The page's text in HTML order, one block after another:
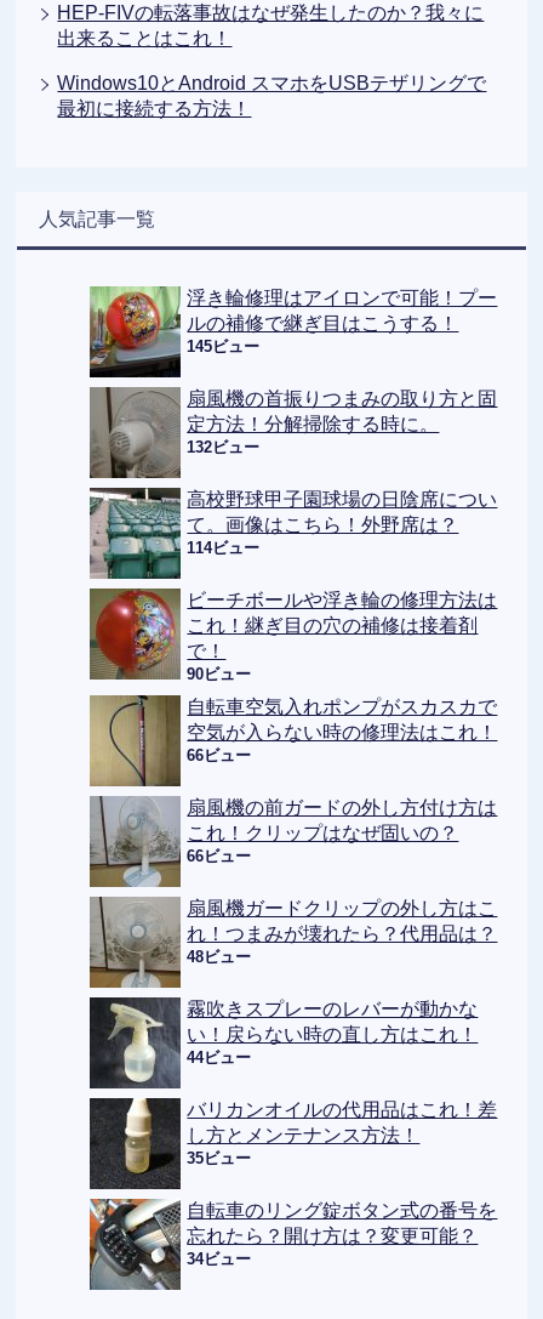
HEP-FIVの転落事故はなぜ発生したのか？我々に
出来ることはこれ！
Windows10とAndroid スマホをUSBテザリングで
最初に接続する方法！
人気記事一覧
浮き輪修理はアイロンで可能！プー
ルの補修で継ぎ目はこうする！
145ビュー
扇風機の首振りつまみの取り方と固
定方法！分解掃除する時に。
132ビュー
高校野球甲子園球場の日陰席につい
て。画像はこちら！外野席は？
114ビュー
ビーチボールや浮き輪の修理方法は
これ！継ぎ目の穴の補修は接着剤
で！
90ビュー
自転車空気入れポンプがスカスカで
空気が入らない時の修理法はこれ！
66ビュー
扇風機の前ガードの外し方付け方は
これ！クリップはなぜ固いの？
66ビュー
扇風機ガードクリップの外し方はこ
れ！つまみが壊れたら？代用品は？
48ビュー
霧吹きスプレーのレバーが動かな
い！戻らない時の直し方はこれ！
44ビュー
バリカンオイルの代用品はこれ！差
し方とメンテナンス方法！
35ビュー
自転車のリング錠ボタン式の番号を
忘れたら？開け方は？変更可能？
34ビュー